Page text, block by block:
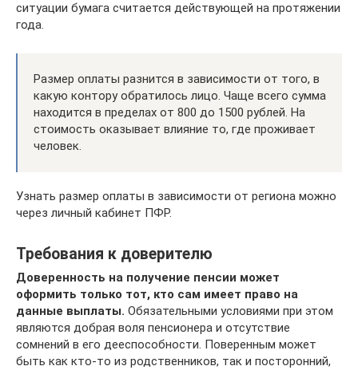
ситуации бумага считается действующей на протяжении
года.
Размер оплаты разнится в зависимости от того, в
какую контору обратилось лицо. Чаще всего сумма
находится в пределах от 800 до 1500 рублей. На
стоимость оказывает влияние то, где проживает
человек.
Узнать размер оплаты в зависимости от региона можно
через личный кабинет ПФР.
Требования к доверителю
Доверенность на получение пенсии может
оформить только тот, кто сам имеет право на
данные выплаты. Обязательными условиями при этом
являются добрая воля пенсионера и отсутствие
сомнений в его дееспособности. Поверенным может
быть как кто-то из родственников, так и посторонний,